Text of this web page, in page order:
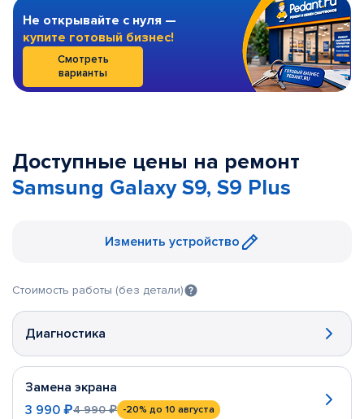
Не открывайте с нуля —
купите готовый бизнес!
Смотреть
варианты
Доступные цены на ремонт
Samsung Galaxy S9, S9 Plus
Изменить устройство
Стоимость работы (без детали)
Диагностика
Замена экрана
3 990 ₽4 990 ₽ -20% до 10 августа